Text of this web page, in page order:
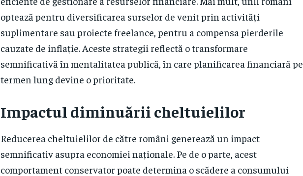
optează pentru diversificarea surselor de venit prin activități
suplimentare sau proiecte freelance, pentru a compensa pierderile
cauzate de inflație. Aceste strategii reflectă o transformare
semnificativă în mentalitatea publică, în care planificarea financiară pe
termen lung devine o prioritate.
Impactul diminuării cheltuielilor
Reducerea cheltuielilor de către români generează un impact
semnificativ asupra economiei naționale. Pe de o parte, acest
comportament conservator poate determina o scădere a consumului